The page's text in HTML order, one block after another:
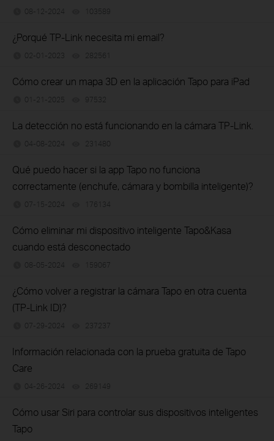
08-12-2024 103589
¿Porqué TP-Link necesita mi email?
02-01-2023 282561
Cómo crear un mapa 3D en la aplicación Tapo para iPad
01-21-2025 97532
La detección no está funcionando en la cámara TP-Link.
04-08-2024 231480
Qué puedo hacer si la app Tapo no funciona
correctamente (enchufe, cámara y bombilla inteligente)?
07-15-2024 176134
Cómo eliminar mi dispositivo inteligente Tapo&Kasa
cuando está desconectado
08-05-2024 159067
¿Cómo volver a registrar la cámara Tapo en otra cuenta
(TP-Link ID)?
07-29-2024 237237
Información relacionada con la prueba gratuita de Tapo
Care
04-26-2024 269149
Cómo usar Siri para controlar sus dispositivos inteligentes
Tapo